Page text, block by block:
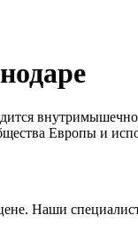
Европы и
Наши